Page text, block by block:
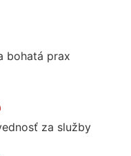
bohatá prax
za služby